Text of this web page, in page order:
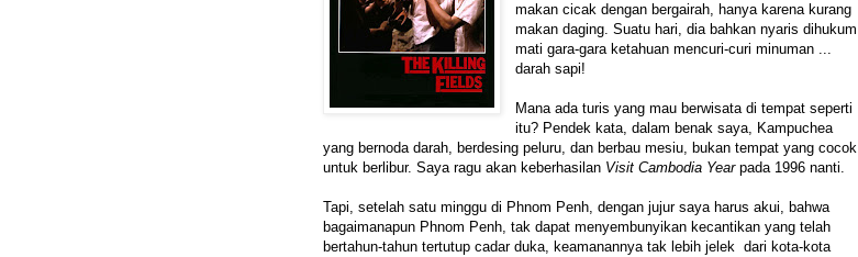
makan cicak dengan bergairah, hanya karena kurang
makan daging. Suatu hari, dia bahkan nyaris dihukum
mati gara-gara ketahuan mencuri-curi minuman ...
darah sapi!
Mana ada turis yang mau berwisata di tempat seperti
itu? Pendek kata, dalam benak saya, Kampuchea
yang bernoda darah, berdesing peluru, dan berbau mesiu, bukan tempat yang cocok
untuk berlibur. Saya ragu akan keberhasilan Visit Cambodia Yearpada 1996 nanti.
Tapi, setelah satu minggu di Phnom Penh, dengan jujur saya harus akui, bahwa
bagaimanapun Phnom Penh, tak dapat menyembunyikan kecantikan yang telah
bertahun-tahun tertutup cadar duka, keamanannya tak lebih jelek dari kota-kota